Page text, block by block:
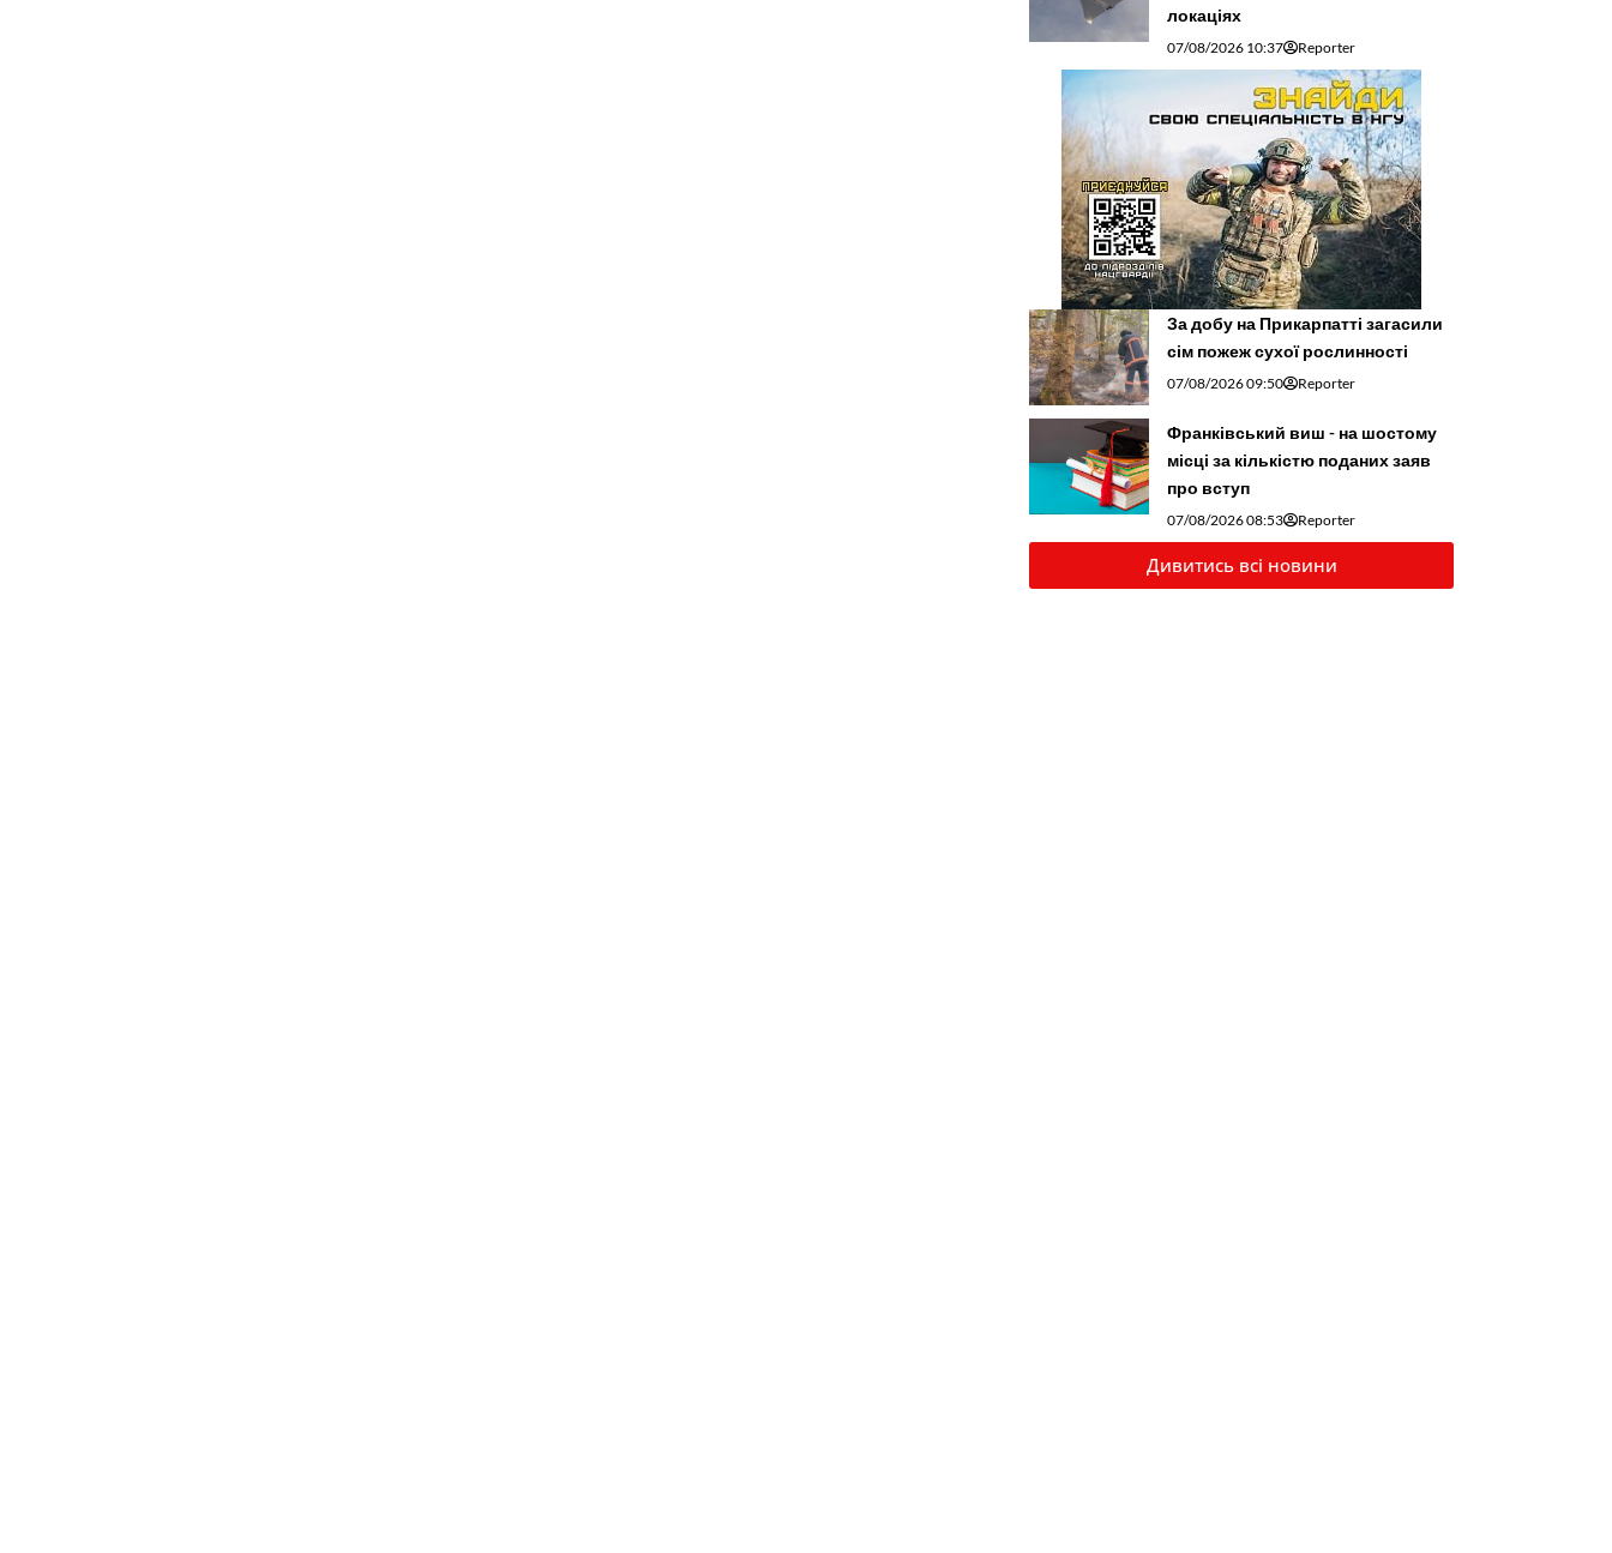
локаціях
07/08/2026 10:37 Reporter
За добу на Прикарпатті загасили
сім пожеж сухої рослинності
07/08/2026 09:50 Reporter
Франківський виш - на шостому
місці за кількістю поданих заяв
про вступ
07/08/2026 08:53 Reporter
Дивитись всі новини